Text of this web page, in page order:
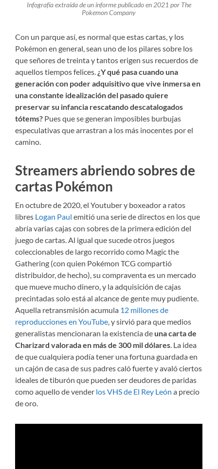
Infografía extraída de un informe publicado en 2021 por The
Pokemon Company
Con un parque así, es normal que estas cartas, y los
Pokémon en general, sean uno de los pilares sobre los
que señores de treinta y tantos erigen sus recuerdos de
aquellos tiempos felices. ¿Y qué pasa cuando una
generación con poder adquisitivo que vive inmersa en
una constante idealización del pasado quiere
preservar su infancia rescatando descatalogados
tótems? Pues que se generan imposibles burbujas
especulativas que arrastran a los más inocentes por el
camino.
Streamers abriendo sobres de
cartas Pokémon
En octubre de 2020, el Youtuber y boxeador a ratos
libres Logan Paul emitió una serie de directos en los que
abría varias cajas con sobres de la primera edición del
juego de cartas. Al igual que sucede otros juegos
coleccionables de largo recorrido como Magic the
Gathering (con quien Pokémon TCG compartió
distribuidor, de hecho), su compraventa es un mercado
que mueve mucho dinero, y la adquisición de cajas
precintadas solo está al alcance de gente muy pudiente.
Aquella retransmisión acumula 12 millones de
reproducciones en YouTube , y sirvió para que medios
generalistas mencionaran la existencia de una carta de
Charizard valorada en más de 300 mil dólares . La idea
de que cualquiera podía tener una fortuna guardada en
un cajón de casa de sus padres caló fuerte y avaló ciertos
ideales de tiburón que pueden ser deudores de paridas
como aquello de vender los VHS de El Rey León a precio
de oro.